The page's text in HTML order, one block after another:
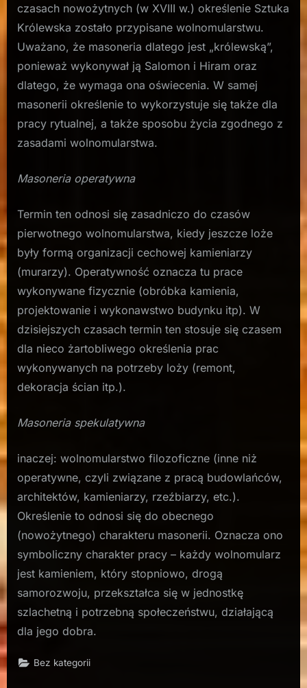
czasach nowożytnych (w XVIII w.) określenie Sztuka
Królewska zostało przypisane wolnomularstwu.
Uważano, że masoneria dlatego jest „królewską”,
ponieważ wykonywał ją Salomon i Hiram oraz
dlatego, że wymaga ona oświecenia. W samej
masonerii określenie to wykorzystuje się także dla
pracy rytualnej, a także sposobu życia zgodnego z
zasadami wolnomularstwa.
Masoneria operatywna
Termin ten odnosi się zasadniczo do czasów
pierwotnego wolnomularstwa, kiedy jeszcze loże
były formą organizacji cechowej kamieniarzy
(murarzy). Operatywność oznacza tu prace
wykonywane fizycznie (obróbka kamienia,
projektowanie i wykonawstwo budynku itp). W
dzisiejszych czasach termin ten stosuje się czasem
dla nieco żartobliwego określenia prac
wykonywanych na potrzeby loży (remont,
dekoracja ścian itp.).
Masoneria spekulatywna
inaczej: wolnomularstwo filozoficzne (inne niż
operatywne, czyli związane z pracą budowlańców,
architektów, kamieniarzy, rzeźbiarzy, etc.).
Określenie to odnosi się do obecnego
(nowożytnego) charakteru masonerii. Oznacza ono
symboliczny charakter pracy – każdy wolnomularz
jest kamieniem, który stopniowo, drogą
samorozwoju, przekształca się w jednostkę
szlachetną i potrzebną społeczeństwu, działającą
dla jego dobra.
Bez kategorii